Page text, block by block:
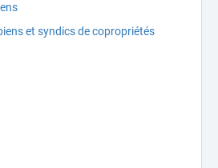
et syndics de copropriétés